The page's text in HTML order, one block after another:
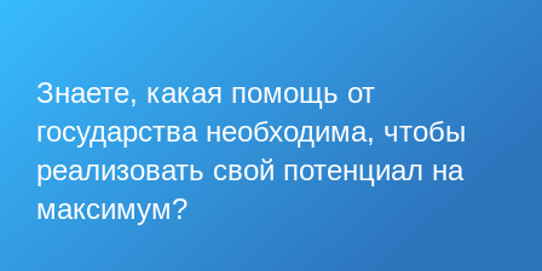
Знаете, какая помощь от
государства необходима, чтобы
реализовать свой потенциал на
максимум?